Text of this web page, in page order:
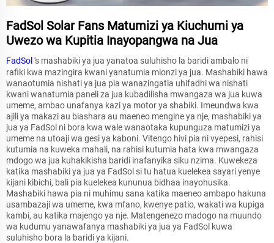
FadSol Solar Fans Matumizi ya Kiuchumi ya
Uwezo wa Kupitia Inayopangwa na Jua
FadSol 's mashabiki ya jua yanatoa suluhisho la baridi ambalo ni
rafiki kwa mazingira kwani yanatumia mionzi ya jua. Mashabiki hawa
wanaotumia nishati ya jua pia wanazingatia uhifadhi wa nishati
kwani wanatumia paneli za jua kubadilisha mwangaza wa jua kuwa
umeme, ambao unafanya kazi ya motor ya shabiki. Imeundwa kwa
ajili ya makazi au biashara au maeneo mengine ya nje, mashabiki ya
jua ya FadSol ni bora kwa wale wanaotaka kupunguza matumizi ya
umeme na utoaji wa gesi ya kaboni. Vitengo hivi pia ni vyepesi, rahisi
kutumia na kuweka mahali, na rahisi kutumia hata kwa mwangaza
mdogo wa jua kuhakikisha baridi inafanyika siku nzima. Kuwekeza
katika mashabiki ya jua ya FadSol si tu hatua kuelekea sayari yenye
kijani kibichi, bali pia kuelekea kununua bidhaa inayohusika.
Mashabiki hawa pia ni muhimu sana katika maeneo ambapo hakuna
usambazaji wa umeme, kwa mfano, kwenye patio, wakati wa kupiga
kambi, au katika majengo ya nje. Matengenezo madogo na muundo
wa kudumu yanawafanya mashabiki ya jua ya FadSol kuwa
suluhisho bora la baridi ya kijani.